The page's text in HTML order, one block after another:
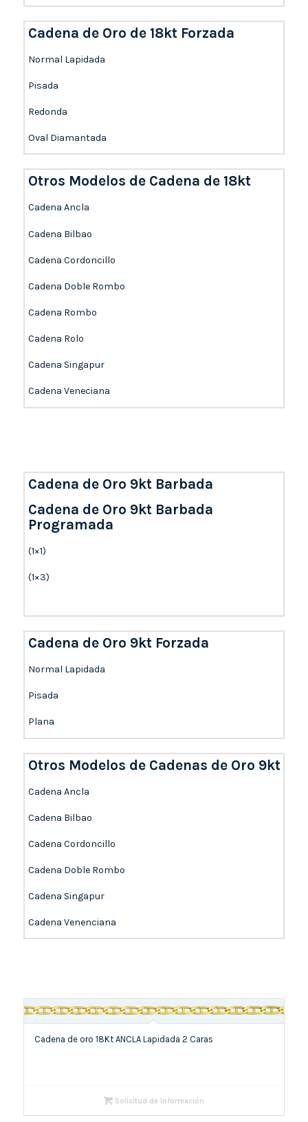
Cadena de Oro de 18kt Forzada
Normal Lapidada
Pisada
Redonda
Oval Diamantada
Otros Modelos de Cadena de 18kt
Cadena Ancla
Cadena Bilbao
Cadena Cordoncillo
Cadena Doble Rombo
Cadena Rombo
Cadena Rolo
Cadena Singapur
Cadena Veneciana
Cadena de Oro 9kt Barbada
Cadena de Oro 9kt Barbada
Programada
(1×1)
(1×3)
Cadena de Oro 9kt Forzada
Normal Lapidada
Pisada
Plana
Otros Modelos de Cadenas de Oro 9kt
Cadena Ancla
Cadena Bilbao
Cadena Cordoncillo
Cadena Doble Rombo
Cadena Singapur
Cadena Venenciana
Cadena de oro 18Kt ANCLA Lapidada 2 Caras
Solicitud de Información